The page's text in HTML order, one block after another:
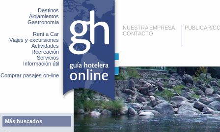
Destinos
Alojamientos
Gastronomía
Rent a Car
Viajes y excursiones
Actividades
Recreación
Servicios
Información útil
Comprar pasajes on-line
Más buscados
NUESTRA EMPRESA
CONTACTO
PUBLICAR/